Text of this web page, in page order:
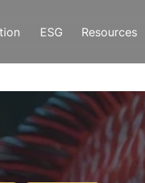
ESG Resources